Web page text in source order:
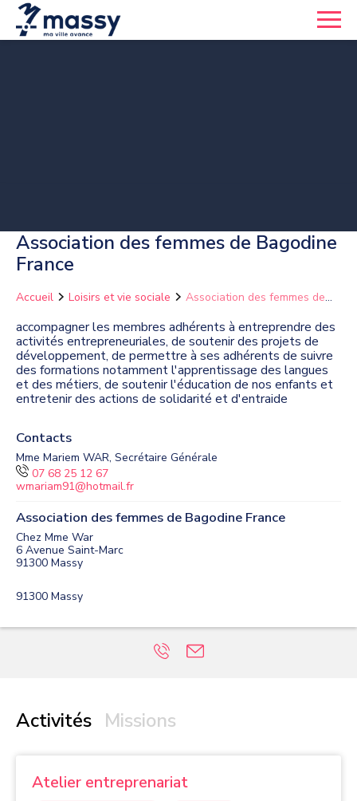
Association des femmes de Bagodine
France
Accueil Loisirs et vie sociale
Association des femmes de
accompagner les membres adhérents à entreprendre des
activités entrepreneuriales, de soutenir des projets de
développement, de permettre à ses adhérents de suivre
des formations notamment l'apprentissage des langues
et des métiers, de soutenir l'éducation de nos enfants et
entretenir des actions de solidarité et d'entraide
Contacts
Mme Mariem WAR, Secrétaire Générale
07 68 25 12 67
wmariam91@hotmail.fr
Association des femmes de Bagodine France
Chez Mme War
6 Avenue Saint-Marc
91300 Massy
91300 Massy
Activités Missions
Atelier entreprenariat